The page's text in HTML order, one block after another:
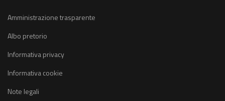
Amministrazione trasparente
Albo pretorio
Informativa privacy
Informativa cookie
Note legali